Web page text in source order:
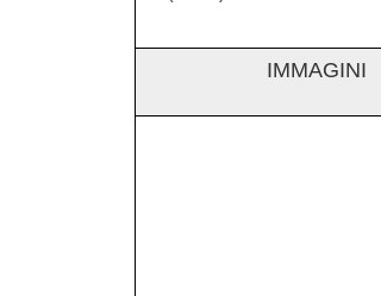
IMMAGINI